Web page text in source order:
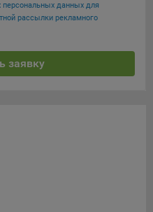
персональных данных для
рассылки рекламного
заявку